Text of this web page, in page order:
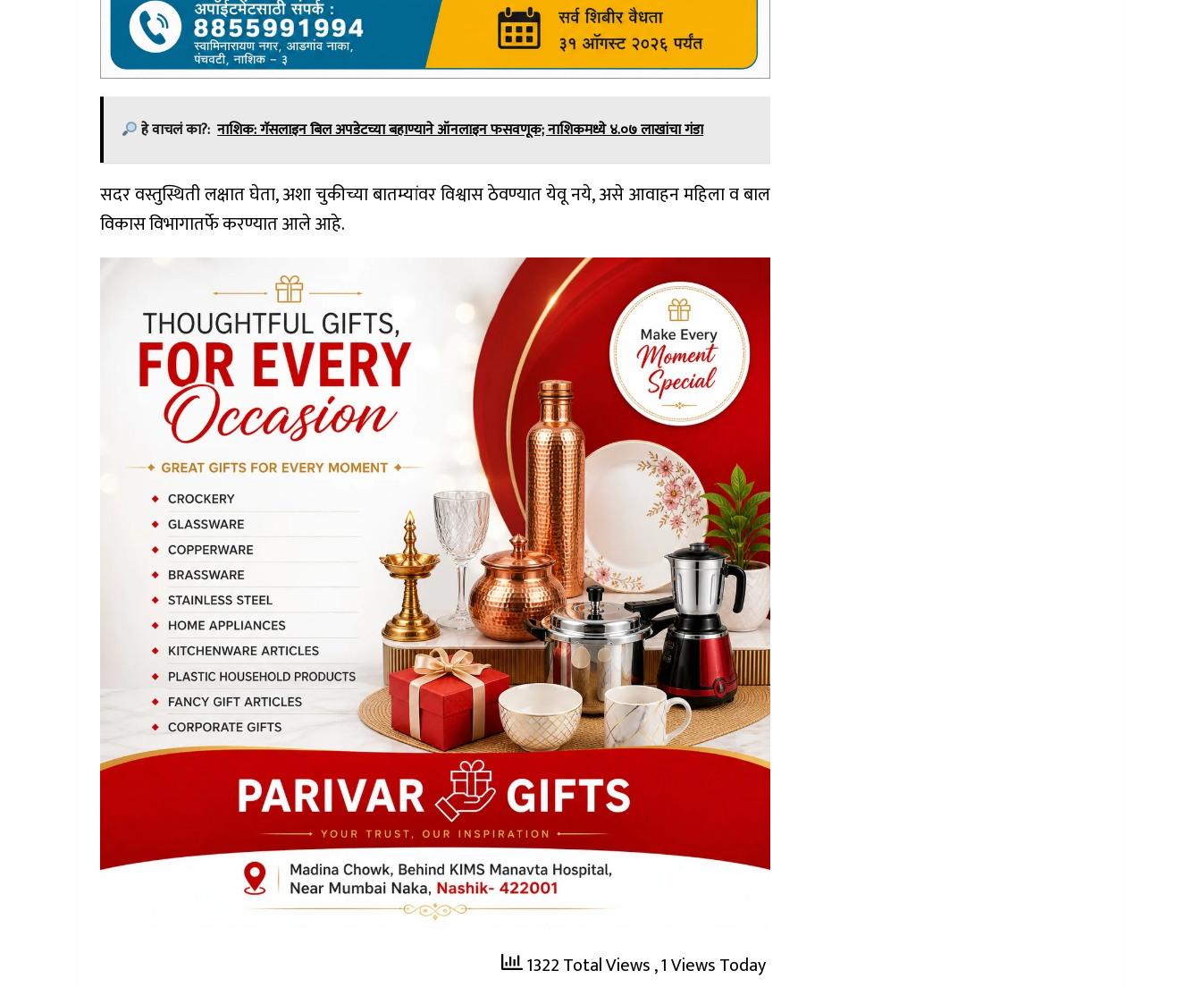
हे वाचलं का?: नाशिक: गॅसलाइन बिल अपडेटच्या बहाण्याने ऑनलाइन फसवणूक; नाशिकमध्ये ४.०७ लाखांचा गंडा
सदर वस्तुस्थिती लक्षात घेता, अशा चुकीच्या बातम्यांवर विश्वास ठेवण्यात येवू नये, असे आवाहन महिला व बाल
विकास विभागातर्फे करण्यात आले आहे.
1322 Total Views, 1 Views Today